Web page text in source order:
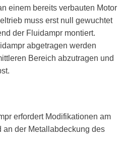
einem bereits verbauten Motor
muss erst null gewuchtet
der Fluidampr montiert.
abgetragen werden
Bereich abzutragen und
erfordert Modifikationen am
an der Metallabdeckung des